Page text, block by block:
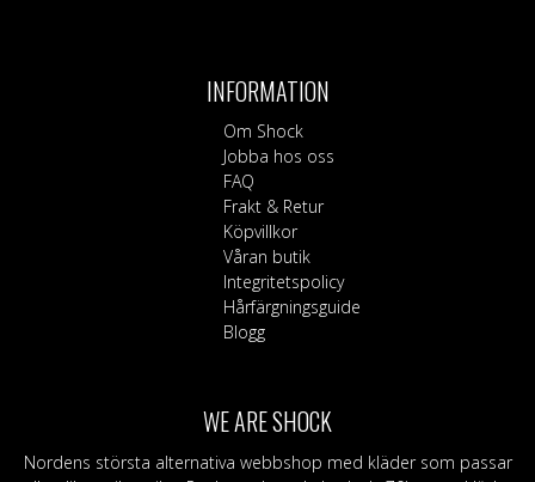
INFORMATION
Om Shock
Jobba hos oss
FAQ
Frakt & Retur
Köpvillkor
Våran butik
Integritetspolicy
Hårfärgningsguide
Blogg
WE ARE SHOCK
Nordens största alternativa webbshop med kläder som passar